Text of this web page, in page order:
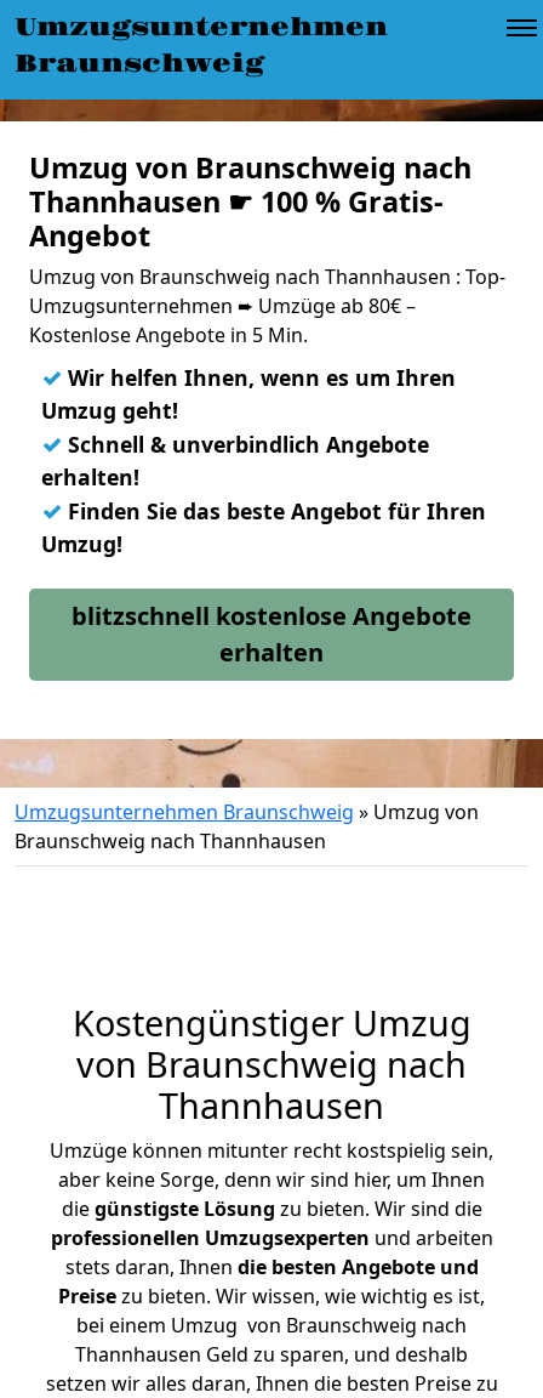
Umzugsunternehmen
Braunschweig
Umzug von Braunschweig nach
Thannhausen ☛ 100 % Gratis-
Angebot
Umzug von Braunschweig nach Thannhausen : Top-
Umzugsunternehmen ➨ Umzüge ab 80€ –
Kostenlose Angebote in 5 Min.
✓ Wir helfen Ihnen, wenn es um Ihren
Umzug geht!
✓ Schnell & unverbindlich Angebote
erhalten!
✓ Finden Sie das beste Angebot für Ihren
Umzug!
blitzschnell kostenlose Angebote
erhalten
Umzugsunternehmen Braunschweig » Umzug von
Braunschweig nach Thannhausen
Kostengünstiger Umzug
von Braunschweig nach
Thannhausen
Umzüge können mitunter recht kostspielig sein,
aber keine Sorge, denn wir sind hier, um Ihnen
diegünstigste Lösung zu bieten. Wir sind die
professionellen Umzugsexperten und arbeiten
stets daran, Ihnen die besten Angebote und
Preisezu bieten. Wir wissen, wie wichtig es ist,
bei einem Umzug von Braunschweig nach
Thannhausen Geld zu sparen, und deshalb
setzen wir alles daran, Ihnen die besten Preise zu